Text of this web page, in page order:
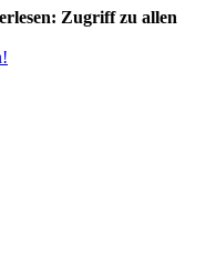
Zugriff zu allen